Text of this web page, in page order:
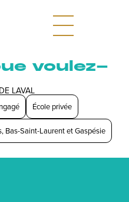
voulez-
LAVAL
École privée
Bas-Saint-Laurent et Gaspésie